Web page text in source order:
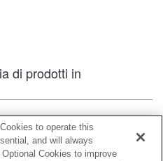
di prodotti in
to operate this
and will always
Cookies to improve